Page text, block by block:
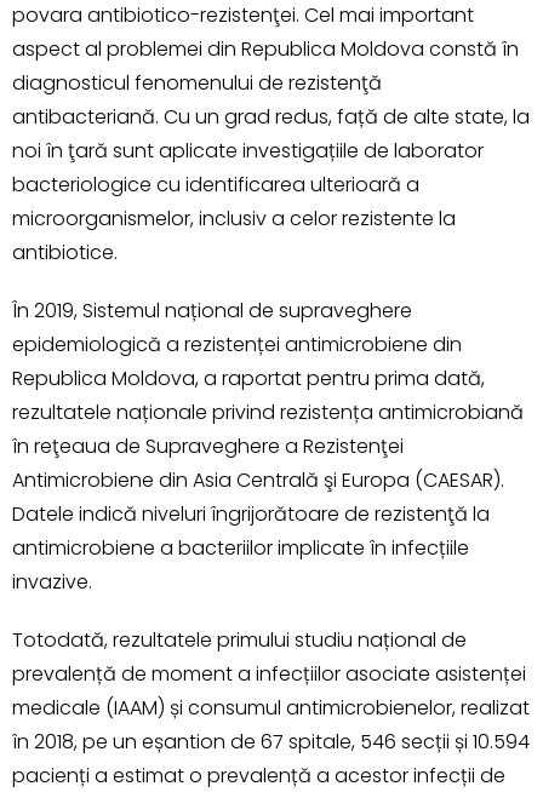
povara antibiotico-rezistenţei. Cel mai important
aspect al problemei din Republica Moldova constă în
diagnosticul fenomenului de rezistenţă
antibacteriană. Cu un grad redus, față de alte state, la
noi în ţară sunt aplicate investigațiile de laborator
bacteriologice cu identificarea ulterioară a
microorganismelor, inclusiv a celor rezistente la
antibiotice.
În 2019, Sistemul național de supraveghere
epidemiologică a rezistenței antimicrobiene din
Republica Moldova, a raportat pentru prima dată,
rezultatele naționale privind rezistența antimicrobiană
în reţeaua de Supraveghere a Rezistenţei
Antimicrobiene din Asia Centrală şi Europa (CAESAR).
Datele indică niveluri îngrijorătoare de rezistenţă la
antimicrobiene a bacteriilor implicate în infecțiile
invazive.
Totodată, rezultatele primului studiu național de
prevalență de moment a infecțiilor asociate asistenței
medicale (IAAM) și consumul antimicrobienelor, realizat
în 2018, pe un eșantion de 67 spitale, 546 secții și 10.594
pacienți a estimat o prevalență a acestor infecții de